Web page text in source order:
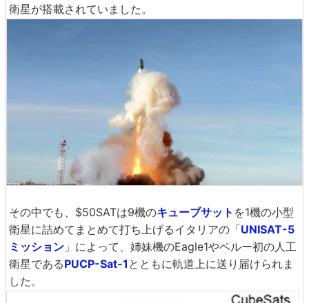
衛星が搭載されていました。
その中でも、$50SATは9機のキューブサット を1機の小型
衛星に詰めてまとめて打ち上げるイタリアの「UNISAT-5
ミッション 」によって、姉妹機のEagle1やペルー初の人工
衛星であるPUCP-Sat-1 とともに軌道上に送り届けられま
した。